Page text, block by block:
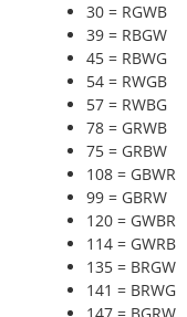
30 = RGWB
39 = RBGW
45 = RBWG
54 = RWGB
57 = RWBG
78 = GRWB
75 = GRBW
108 = GBWR
99 = GBRW
120 = GWBR
114 = GWRB
135 = BRGW
141 = BRWG